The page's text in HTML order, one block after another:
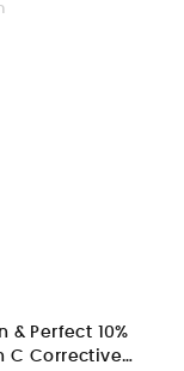
& Perfect 10%
C Corrective